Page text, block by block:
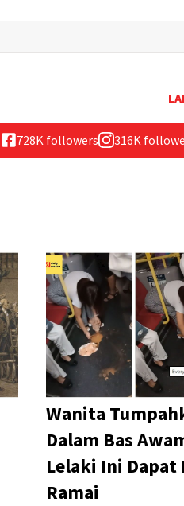
728K followers 316K
Wanita
Dalam Bas
Lelaki Ini Dapat
Ramai